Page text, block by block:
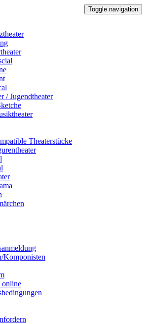
Toggle navigation
/ Jugendtheater
Theaterstücke
Komponisten
online